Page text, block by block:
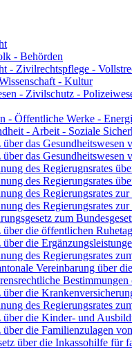
- Behörden
- Zivilrechtspflege -
- Kultur
- Zivilschutz -
- Öffentliche Werke -
- Arbeit - Soziale
über das Gesundheitswesen
über das
des Regierugnsrates
des Regierungsrates
des Regierungsrates
des Regierungsrates
zum
über die öffentlichen
über die
des Regierungsrates
Vereinbarung über
über die
des Regierungsrates
über die Kinder- und
über die Familienzulagen
über die Inkassohilfe für